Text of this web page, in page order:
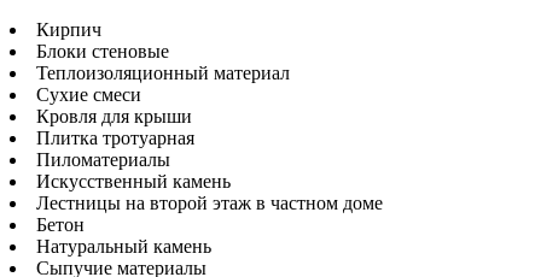
Кирпич
Блоки стеновые
Теплоизоляционный материал
Сухие смеси
Кровля для крыши
Плитка тротуарная
Пиломатериалы
Искусственный камень
Лестницы на второй этаж в частном доме
Бетон
Натуральный камень
Сыпучие материалы